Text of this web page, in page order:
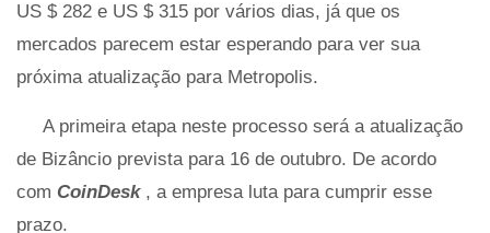
US $ 282 e US $ 315 por vários dias, já que os
mercados parecem estar esperando para ver sua
próxima atualização para Metropolis.
A primeira etapa neste processo será a atualização
de Bizâncio prevista para 16 de outubro. De acordo
com CoinDesk , a empresa luta para cumprir esse
prazo.